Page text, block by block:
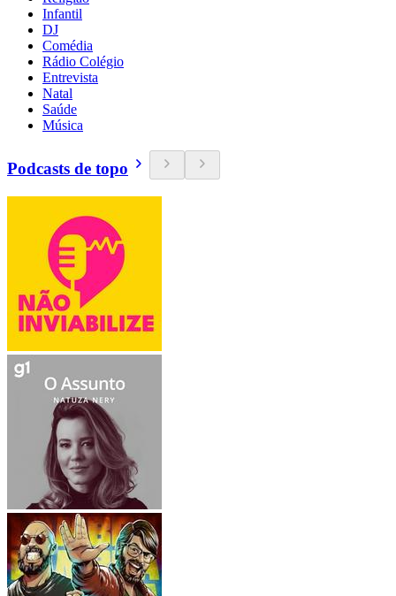
Infantil
DJ
Comédia
Rádio Colégio
Entrevista
Natal
Saúde
Música
Podcasts de topo